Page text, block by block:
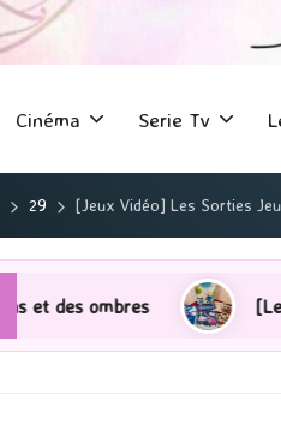
Cinéma Serie Tv
29 [Jeux Vidéo] Les Sorties
[Lecture] Gardiens des